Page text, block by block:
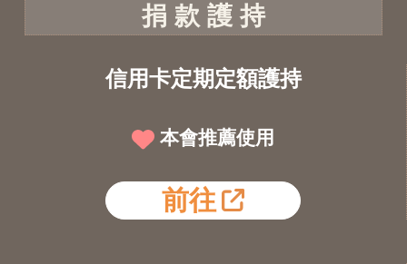
捐 款 護 持
信用卡定期定額護持
本會推薦使用
前往